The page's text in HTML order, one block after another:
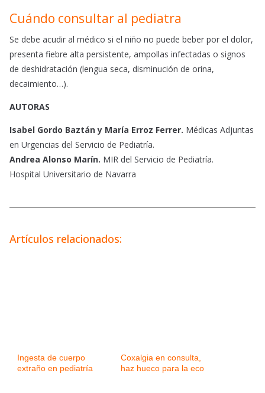
Cuándo consultar al pediatra
Se debe acudir al médico si el niño no puede beber por el dolor,
presenta fiebre alta persistente, ampollas infectadas o signos
de deshidratación (lengua seca, disminución de orina,
decaimiento…).
AUTORAS
Isabel Gordo Baztán y María Erroz Ferrer. Médicas Adjuntas
en Urgencias del Servicio de Pediatría.
Andrea Alonso Marín. MIR del Servicio de Pediatría.
Hospital Universitario de Navarra
Artículos relacionados:
Ingesta de cuerpo
extraño en pediatría
Coxalgia en consulta,
haz hueco para la eco